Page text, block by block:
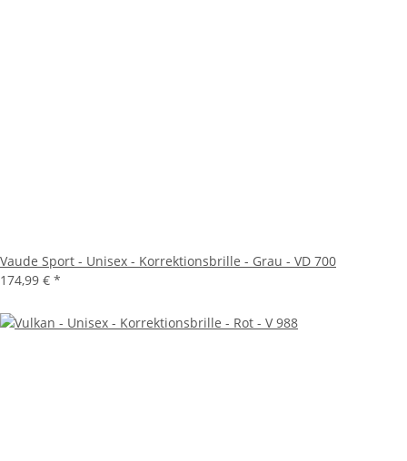
Vaude Sport - Unisex - Korrektionsbrille - Grau - VD 700
174,99 € *